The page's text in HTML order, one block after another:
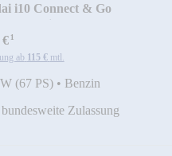
i10 Connect & Go
€¹
ab 115 € mtl.
(67 PS) • Benzin
bundesweite Zulassung